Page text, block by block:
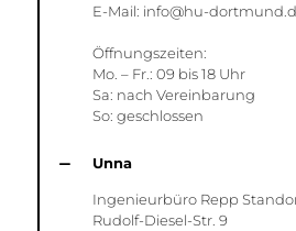
E-Mail: info@hu-
Öffnungszeiten:
Mo. – Fr.: 09 bis 18 Uhr
Sa: nach Vereinbarung
So: geschlossen
Unna
Ingenieurbüro Repp
Rudolf-Diesel-Str. 9